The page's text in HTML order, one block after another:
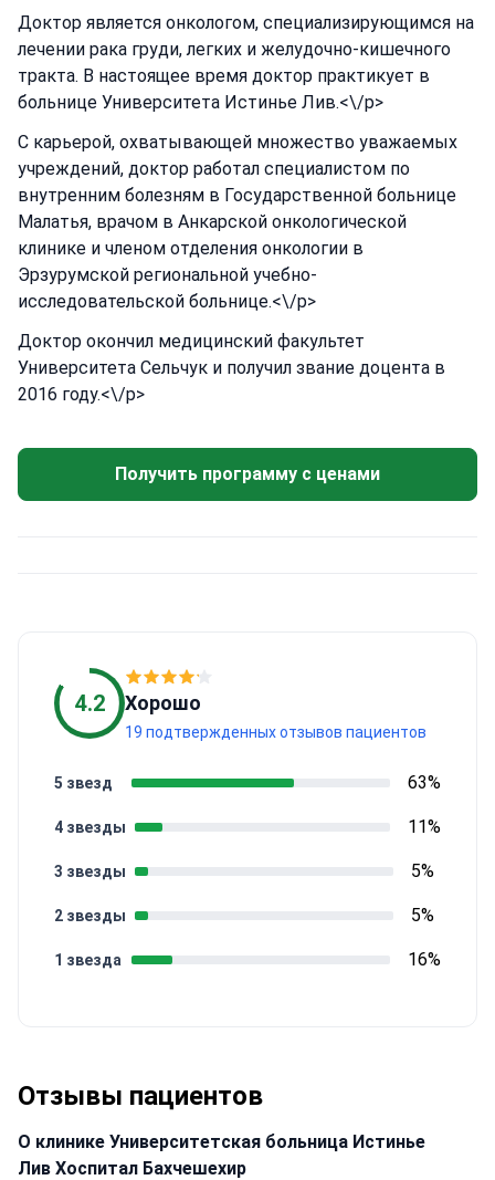
Доктор является онкологом, специализирующимся на
лечении рака груди, легких и желудочно-кишечного
тракта. В настоящее время доктор практикует в
больнице Университета Истинье Лив.<\/p>
С карьерой, охватывающей множество уважаемых
учреждений, доктор работал специалистом по
внутренним болезням в Государственной больнице
Малатья, врачом в Анкарской онкологической
клинике и членом отделения онкологии в
Эрзурумской региональной учебно-
исследовательской больнице.<\/p>
Доктор окончил медицинский факультет
Университета Сельчук и получил звание доцента в
2016 году.<\/p>
Получить программу с ценами
4.2 Хорошо
19 подтвержденных отзывов пациентов
1 звезда 16%
2 звезды 5%
3 звезды 5%
4 звезды 11%
5 звезд 63%
Отзывы пациентов
О клинике Университетская больница Истинье
Лив Хоспитал Бахчешехир